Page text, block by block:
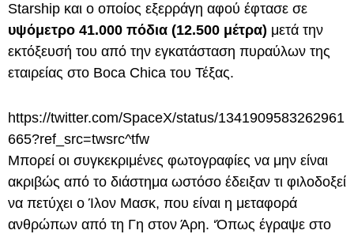
Starship και ο οποίος εξερράγη αφού έφτασε σε
υψόμετρο 41.000 πόδια (12.500 μέτρα) μετά την
εκτόξευσή του από την εγκατάσταση πυραύλων της
εταιρείας στο Boca Chica του Τέξας.
https://twitter.com/SpaceX/status/1341909583262961
665?ref_src=twsrc^tfw
Μπορεί οι συγκεκριμένες φωτογραφίες να μην είναι
ακριβώς από το διάστημα ωστόσο έδειξαν τι φιλοδοξεί
να πετύχει ο Ίλον Μασκ, που είναι η μεταφορά
ανθρώπων από τη Γη στον Άρη. ‘Όπως έγραψε στο